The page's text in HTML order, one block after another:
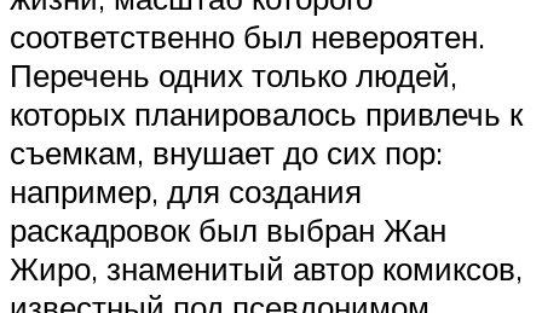
соответственно был невероятен.
Перечень одних только людей,
которых планировалось привлечь к
съемкам, внушает до сих пор:
например, для создания
раскадровок был выбран Жан
Жиро, знаменитый автор комиксов,